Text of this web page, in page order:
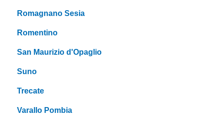
Romagnano Sesia
Romentino
San Maurizio d'Opaglio
Suno
Trecate
Varallo Pombia